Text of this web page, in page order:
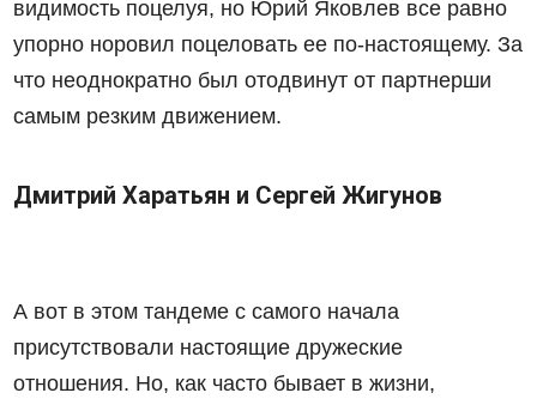
видимость поцелуя, но Юрий Яковлев все равно
упорно норовил поцеловать ее по-настоящему. За
что неоднократно был отодвинут от партнерши
самым резким движением.
Дмитрий Харатьян и Сергей Жигунов
А вот в этом тандеме с самого начала
присутствовали настоящие дружеские
отношения. Но, как часто бывает в жизни,